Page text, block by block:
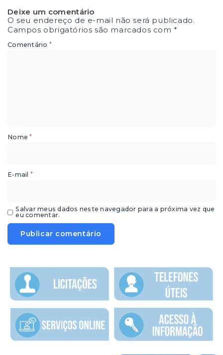
Deixe um comentário
O seu endereço de e-mail não será publicado.
Campos obrigatórios são marcados com*
Comentário *
Nome*
E-mail *
Salvar meus dados neste navegador para a próxima vez que
eu comentar.